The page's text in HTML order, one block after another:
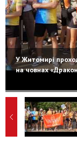
У Житомирі
на човнах